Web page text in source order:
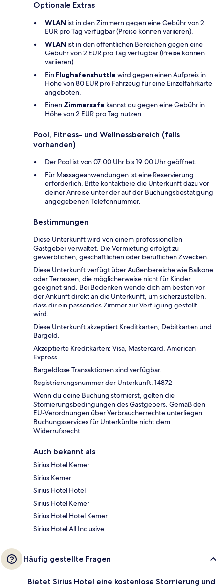
Optionale Extras
WLAN ist in den Zimmern gegen eine Gebühr von 2
EUR pro Tag verfügbar (Preise können variieren).
WLAN ist in den öffentlichen Bereichen gegen eine
Gebühr von 2 EUR pro Tag verfügbar (Preise können
variieren).
Ein Flughafenshuttle wird gegen einen Aufpreis in
Höhe von 80 EUR pro Fahrzeug für eine Einzelfahrkarte
angeboten.
Einen Zimmersafe kannst du gegen eine Gebühr in
Höhe von 2 EUR pro Tag nutzen.
Pool, Fitness- und Wellnessbereich (falls
vorhanden)
Der Pool ist von 07:00 Uhr bis 19:00 Uhr geöffnet.
Für Massageanwendungen ist eine Reservierung
erforderlich. Bitte kontaktiere die Unterkunft dazu vor
deiner Anreise unter der auf der Buchungsbestätigung
angegebenen Telefonnummer.
Bestimmungen
Diese Unterkunft wird von einem professionellen
Gastgeber verwaltet. Die Vermietung erfolgt zu
gewerblichen, geschäftlichen oder beruflichen Zwecken.
Diese Unterkunft verfügt über Außenbereiche wie Balkone
oder Terrassen, die möglicherweise nicht für Kinder
geeignet sind. Bei Bedenken wende dich am besten vor
der Ankunft direkt an die Unterkunft, um sicherzustellen,
dass dir ein passendes Zimmer zur Verfügung gestellt
wird.
Diese Unterkunft akzeptiert Kreditkarten, Debitkarten und
Bargeld.
Akzeptierte Kreditkarten: Visa, Mastercard, American
Express
Bargeldlose Transaktionen sind verfügbar.
Registrierungsnummer der Unterkunft: 14872
Wenn du deine Buchung stornierst, gelten die
Stornierungsbedingungen des Gastgebers. Gemäß den
EU-Verordnungen über Verbraucherrechte unterliegen
Buchungsservices für Unterkünfte nicht dem
Widerrufsrecht.
Auch bekannt als
Sirius Hotel Kemer
Sirius Kemer
Sirius Hotel Hotel
Sirius Hotel Kemer
Sirius Hotel Hotel Kemer
Sirius Hotel All Inclusive
Häufig gestellte Fragen
Bietet Sirius Hotel eine kostenlose Stornierung und